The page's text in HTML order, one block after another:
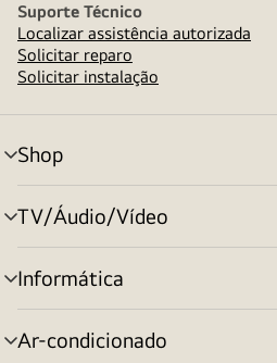
Suporte Técnico
Localizar assistência autorizada
Solicitar reparo
Solicitar instalação
Shop
alternar
menu
TV/Áudio/Vídeo
alternar
menu
Informática
alternar
menu
Ar-condicionado
alternar